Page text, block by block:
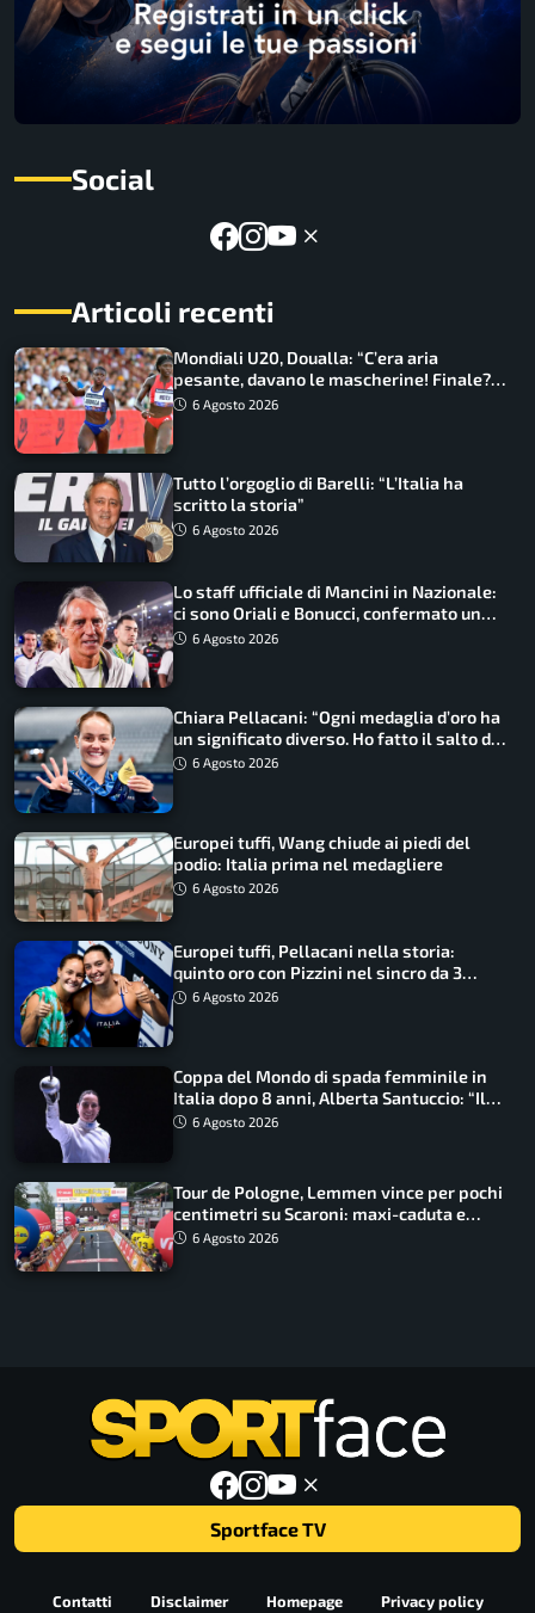
Social
Articoli recenti
Mondiali U20, Doualla: “C’era aria
pesante, davano le mascherine! Finale?
Non ho nulla da perdere”
6 Agosto 2026
Tutto l’orgoglio di Barelli: “L’Italia ha
scritto la storia”
6 Agosto 2026
Lo staff ufficiale di Mancini in Nazionale:
ci sono Oriali e Bonucci, confermato un
ritorno
6 Agosto 2026
Chiara Pellacani: “Ogni medaglia d’oro ha
un significato diverso. Ho fatto il salto di
qualità”
6 Agosto 2026
Europei tuffi, Wang chiude ai piedi del
podio: Italia prima nel medagliere
6 Agosto 2026
Europei tuffi, Pellacani nella storia:
quinto oro con Pizzini nel sincro da 3
metri
6 Agosto 2026
Coppa del Mondo di spada femminile in
Italia dopo 8 anni, Alberta Santuccio: “Il
lavoro dà sempre i suoi frutti”
6 Agosto 2026
Tour de Pologne, Lemmen vince per pochi
centimetri su Scaroni: maxi-caduta e
tappa accorciata
6 Agosto 2026
Sportface TV
Contatti Disclaimer Homepage Privacy policy